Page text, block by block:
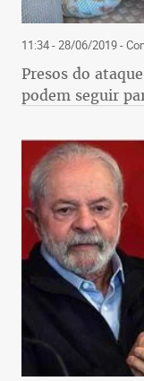
11:34 - 28/06/2019-
Presos do
podem seguir